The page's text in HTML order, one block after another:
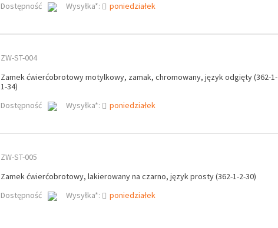
Dostępność
Wysyłka*: poniedziałek
ZW-ST-004
Zamek ćwierćobrotowy motylkowy, zamak, chromowany, język odgięty (362-1-
1-34)
Dostępność
Wysyłka*: poniedziałek
ZW-ST-005
Zamek ćwierćobrotowy, lakierowany na czarno, język prosty (362-1-2-30)
Dostępność
Wysyłka*: poniedziałek